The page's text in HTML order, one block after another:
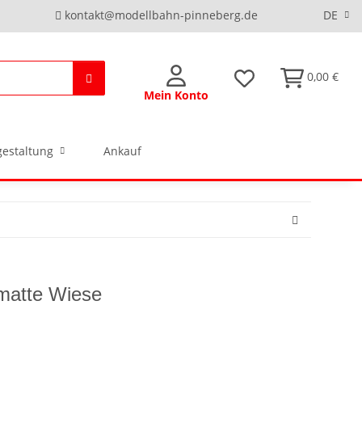
DE
kontakt@modellbahn-pinneberg.de
Mein Konto
0,00 €
Ankauf
Wiese